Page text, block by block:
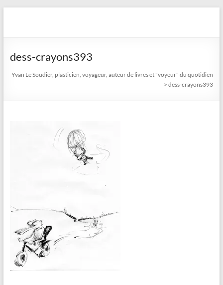
voyageur, auteur de livres
et "voyeur" du quotidien
dess-crayons393
Yvan Le Soudier, plasticien, voyageur, auteur de livres et "voyeur" du quotidien
>dess-crayons393